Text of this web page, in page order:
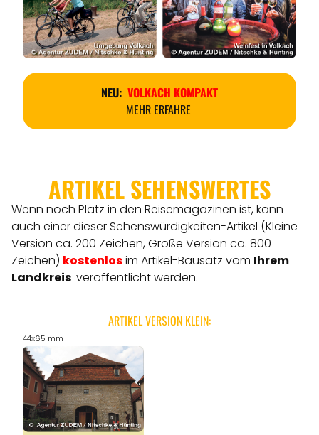
NEU: VOLKACH KOMPAKT
MEHR ERFAHRE
ARTIKEL SEHENSWERTES
Wenn noch Platz in den Reisemagazinen ist, kann
auch einer dieser Sehenswürdigkeiten-Artikel (Kleine
Version ca. 200 Zeichen, Große Version ca. 800
Zeichen) kostenlosim Artikel-Bausatz vom Ihrem
Landkreis veröffentlicht werden.
ARTIKEL VERSION KLEIN:
44x65 mm